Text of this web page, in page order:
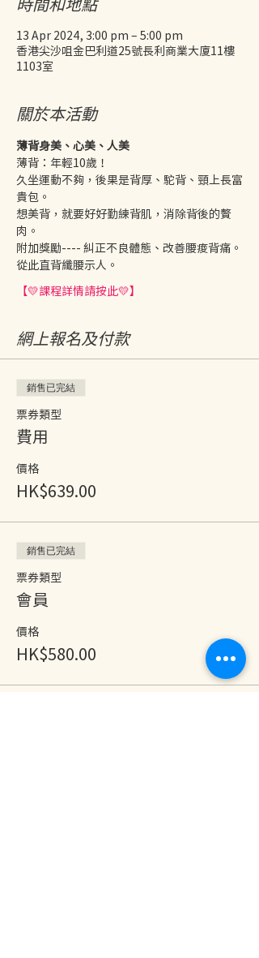
13 Apr 2024, 3:00 pm – 5:00 pm
香港尖沙咀金巴利道25號長利商業大廈11樓
1103室
關於本活動
薄背身美、心美、人美
薄背：年輕10歲！
久坐運動不夠，後果是背厚、駝背、頸上長富
貴包。
想美背，就要好好勤練背肌，消除背後的贅
肉。
附加獎勵---- 糾正不良體態、改善腰痠背痛。
從此直背纖腰示人。
【💛課程詳情請按此💛】
網上報名及付款
銷售已完結
票券類型
費用
價格
HK$639.00
銷售已完結
票券類型
會員
價格
HK$580.00